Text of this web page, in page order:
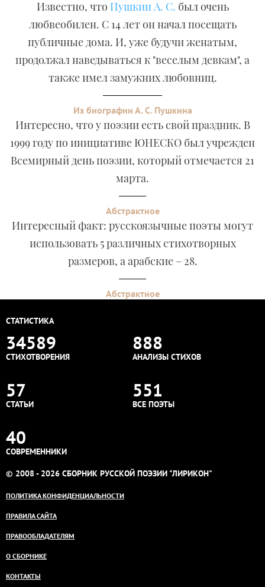
Известно, что Пушкин А. С. был очень
любвеобилен. С 14 лет он начал посещать
публичные дома. И, уже будучи женатым,
продолжал наведываться к "веселым девкам", а
также имел замужних любовниц.
Из биографии А. С. Пушкина
Интересно, что у поэзии есть свой праздник. В
1999 году по инициативе ЮНЕСКО был учрежден
Всемирный день поэзии, который отмечается 21
марта.
Абстрактное
Интересный факт: русскоязычные поэты могут
использовать 5 различных стихотворных
размеров, а арабские – 28.
Абстрактное
СТАТИСТИКА
34589
СТИХОТВОРЕНИЯ
888
АНАЛИЗЫ СТИХОВ
57
СТАТЬИ
551
ВСЕ ПОЭТЫ
40
СОВРЕМЕННИКИ
© 2008 - 2026 СБОРНИК РУССКОЙ ПОЭЗИИ "ЛИРИКОН"
ПОЛИТИКА КОНФИДЕНЦИАЛЬНОСТИ
ПРАВИЛА САЙТА
ПРАВООБЛАДАТЕЛЯМ
О СБОРНИКЕ
КОНТАКТЫ